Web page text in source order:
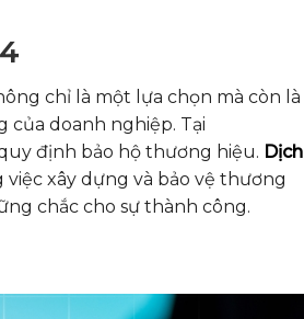
chỉ là một lựa chọn mà còn là
của doanh nghiệp. Tại
định bảo hộ thương hiệu. Dịch
xây dựng và bảo vệ thương
chắc cho sự thành công.